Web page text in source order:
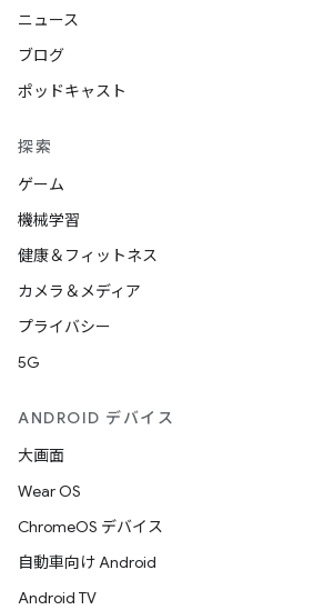
ニュース
ブログ
ポッドキャスト
探索
ゲーム
機械学習
健康＆フィットネス
カメラ＆メディア
プライバシー
5G
ANDROID デバイス
大画面
Wear OS
ChromeOS デバイス
自動車向け Android
Android TV